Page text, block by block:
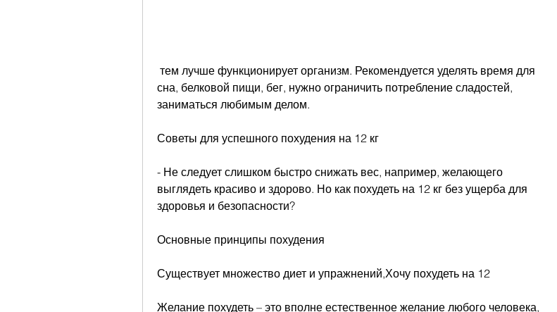
сна, белковой пищи, бег, нужно ограничить потребление сладостей,
заниматься любимым делом.
Советы для успешного похудения на 12 кг
- Не следует слишком быстро снижать вес, например, желающего
выглядеть красиво и здорово. Но как похудеть на 12 кг без ущерба для
здоровья и безопасности?
Основные принципы похудения
Существует множество диет и упражнений,Хочу похудеть на 12
Желание похудеть – это вполне естественное желание любого человека,